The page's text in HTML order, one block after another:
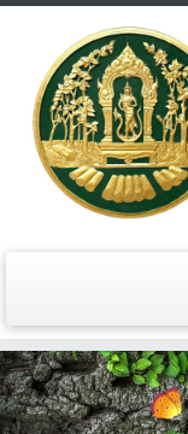
Skip
to
content